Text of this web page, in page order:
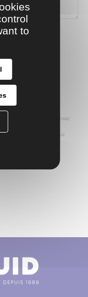
1978 réformée, vous disposez
des données vous
contacter.
to